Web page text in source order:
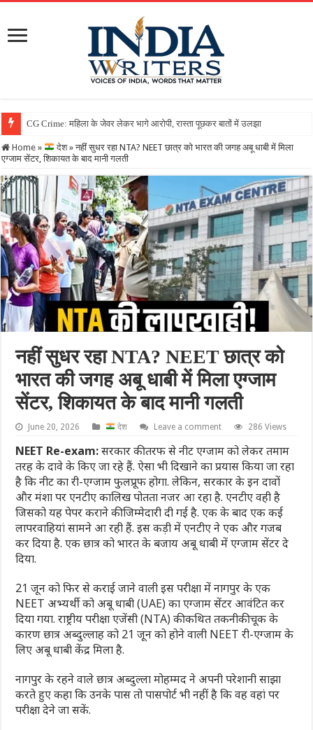
Home » देश » नहीं सुधर रहा NTA? NEET छात्र को भारत की जगह अबू धाबी में मिला
एग्जाम सेंटर, शिकायत के बाद मानी गलती
नहीं सुधर रहा NTA? NEET छात्र को
भारत की जगह अबू धाबी में मिला एग्जाम
सेंटर, शिकायत के बाद मानी गलती
June 20, 2026 देश Leave a comment 286 Views
NEET Re-exam:सरकार की तरफ से नीट एग्जाम को लेकर तमाम
तरह के दावे के किए जा रहे हैं. ऐसा भी द‍िखाने का प्रयास किया जा रहा
है कि नीट का री-एग्जाम फुलप्रूफ होगा. लेकिन, सरकार के इन दावों
और मंशा पर एनटीए कालिख पोतता नजर आ रहा है. एनटीए वही है
जिसको यह पेपर कराने की जिम्मेदारी दी गई है. एक के बाद एक कई
लापरवाहियां सामने आ रही हैं. इस कड़ी में एनटीए ने एक और गजब
कर द‍िया है. एक छात्र को भारत के बजाय अबू धाबी में एग्जाम सेंटर दे
दिया.
21 जून को फिर से कराई जाने वाली इस परीक्षा में नागपुर के एक
NEET अभ्यर्थी को अबू धाबी (UAE) का एग्जाम सेंटर आवंटित कर
दिया गया. राष्ट्रीय परीक्षा एजेंसी (NTA) की कथित तकनीकी चूक के
कारण छात्र अब्दुल्लाह को 21 जून को होने वाली NEET री-एग्जाम के
लिए अबू धाबी केंद्र मिला है.
नागपुर के रहने वाले छात्र अब्दुल्ला मोहम्मद ने अपनी परेशानी साझा
करते हुए कहा कि उनके पास तो पासपोर्ट भी नहीं है कि वह वहां पर
परीक्षा देने जा सकें.